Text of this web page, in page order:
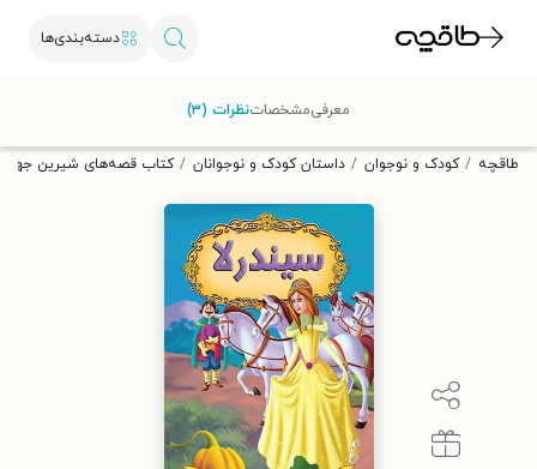
دسته‌بندی‌ها
تخفیف از طاقچه دریافت کن.
طاقچه کودک و نوجوان داستان کودک و نوجوانان کتاب قصه‌های شیرین جهان؛
معرفیمشخصاتنظرات (۳)